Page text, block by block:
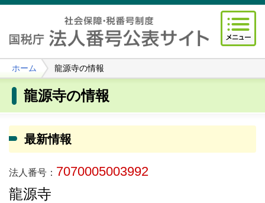
ホーム 龍源寺の情報
龍源寺の情報
最新情報
法人番号： 7070005003992
龍源寺